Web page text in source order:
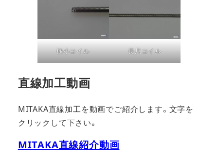
極小コイル 長尺コイル
直線加工動画
MITAKA直線加工を動画でご紹介します。文字を
クリックして下さい。
MITAKA直線紹介動画